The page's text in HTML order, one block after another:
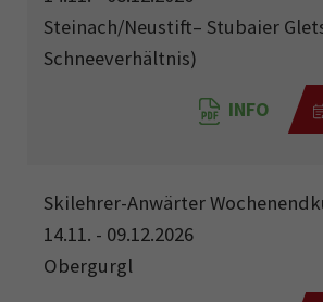
Steinach/Neustift– Stubaier
Schneeverhältnis)
INFO
Skilehrer-Anwärter
14.11. - 09.12.2026
Obergurgl